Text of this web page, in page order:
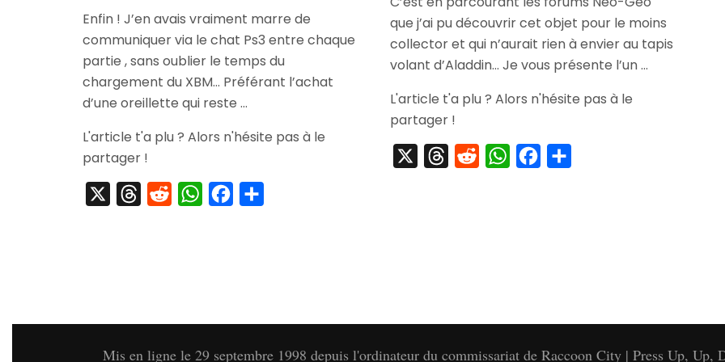
Oreillette
Ps3
Bluetooth
Enfin ! J’en avais vraiment marre de
communiquer via le chat Ps3 entre chaque
partie , sans oublier le temps du
chargement du XBM… Préférant l’achat
d’une oreillette qui reste …
L'article t'a plu ? Alors n'hésite pas à le
partager !
ThreadsRedditWhatsAppFacebook
Tapis
Neo
Geo
de
SNK
que j’ai pu découvrir cet objet pour le moins
collector et qui n’aurait rien à envier au tapis
volant d’Aladdin… Je vous présente l’un …
L'article t'a plu ? Alors n'hésite pas à le
partager !
ThreadsRedditWhatsAppFacebook
Mis en ligne le 29 septembre 1998 depuis l'ordinateur du commissariat de Raccoon City | Press Up,